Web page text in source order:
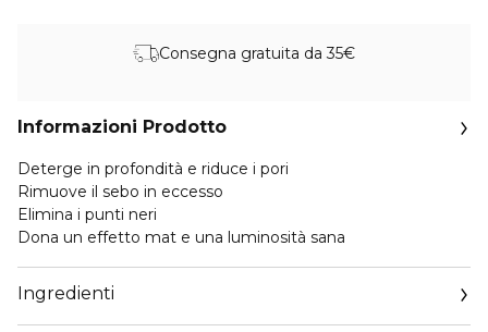
Consegna gratuita da 35€
Informazioni Prodotto
Deterge in profondità e riduce i pori
Rimuove il sebo in eccesso
Elimina i punti neri
Dona un effetto mat e una luminosità sana
Ingredienti